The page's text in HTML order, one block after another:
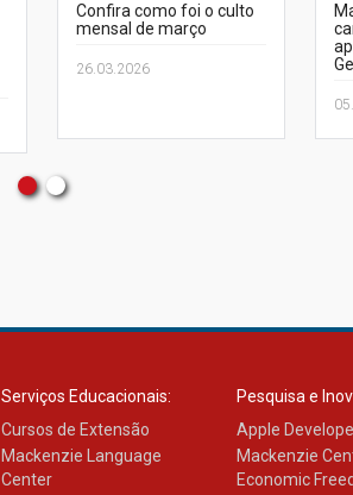
Confira como foi o culto
mensal de março
26.03.2026
Serviços Educacionais:
Cursos de Extensão
Mackenzie Language
Center
Pesquisa e
Apple
Mackenzie
Economic